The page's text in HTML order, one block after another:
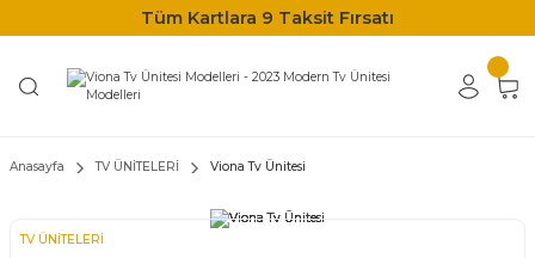
Tüm Kartlara 9 Taksit Fırsatı
Anasayfa TV ÜNİTELERİ Viona Tv Ünitesi
TV ÜNİTELERİ